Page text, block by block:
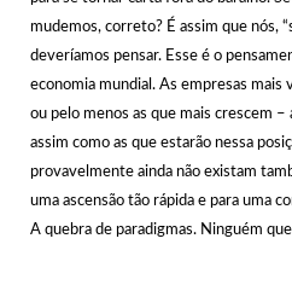
mudemos, correto? É assim que nós,
deveríamos pensar. Esse é o
economia mundial. As empresas mais
ou pelo menos as que mais crescem –
assim como as que estarão nessa
provavelmente ainda não existam
uma ascensão tão rápida e para uma
A quebra de paradigmas. Ninguém